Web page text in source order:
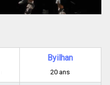
Byilhan
20 ans